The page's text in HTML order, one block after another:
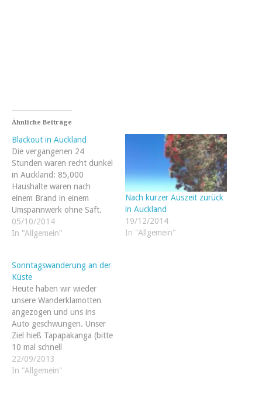
Ähnliche Beiträge
Blackout in Auckland
Die vergangenen 24
Stunden waren recht dunkel
in Auckland: 85,000
Haushalte waren nach
einem Brand in einem
Umspannwerk ohne Saft.
Die Strassen waren wir leer
gefegt, Ampeln waren aus.
geschlossen. Der
Supermarkt lief auf
Notstrom. Nachdem den
Batterien der
Mobilfunkstationen nach
einigen…
05/10/2014
In "Allgemein"
Nach kurzer Auszeit zurück
in Auckland
19/12/2014
In "Allgemein"
Sonntagswanderung an der
Küste
Heute haben wir wieder
unsere Wanderklamotten
angezogen und uns ins
Auto geschwungen. Unser
Ziel hieß Tapapakanga (bitte
10 mal schnell
hintereinander sagen)
Regional Park. Auch dieser
22/09/2013
In "Allgemein"